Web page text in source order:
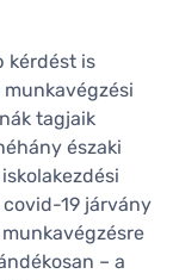
kérdést is
tagjaik
északi
covid-19 járvány
– a